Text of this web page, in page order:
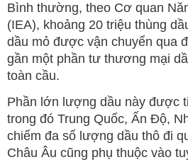
Bình thường, theo Cơ quan
(IEA), khoảng 20 triệu thùng
dầu mỏ được vận chuyển qua
gần một phần tư thương mại
toàn cầu.
Phần lớn lượng dầu này được
trong đó Trung Quốc, Ấn Độ,
chiếm đa số lượng dầu thô đi
Châu Âu cũng phụ thuộc vào